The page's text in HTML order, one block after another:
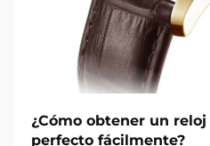
¿Cómo obtener un
perfecto fácilmente?